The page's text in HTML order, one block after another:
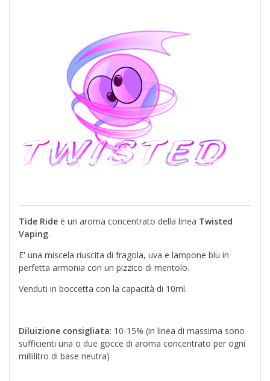
Tide Ride è un aroma concentrato della linea Twisted
Vaping.
E' una miscela riuscita di fragola, uva e lampone blu in
perfetta armonia con un pizzico di mentolo.
Venduti in boccetta con la capacità di 10ml.
Diluizione consigliata: 10-15% (in linea di massima sono
sufficienti una o due gocce di aroma concentrato per ogni
millilitro di base neutra)